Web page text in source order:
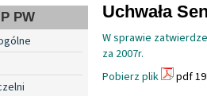
PW Uchwała
W sprawie
za 2007r.
Pobierz plik
pdf